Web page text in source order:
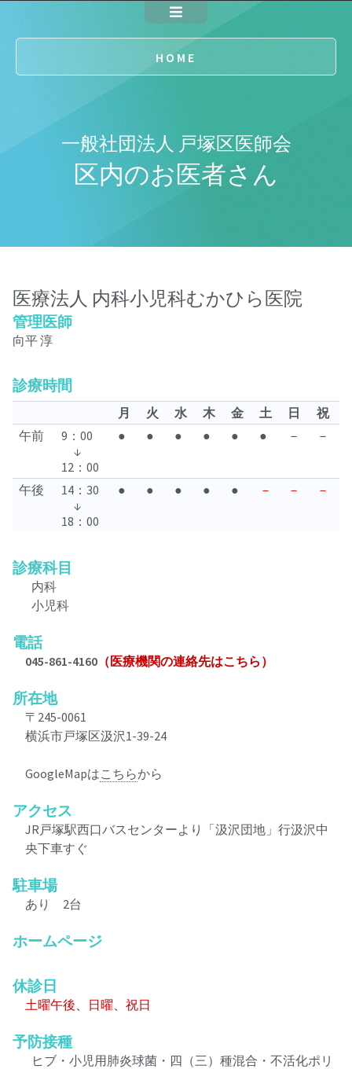
HOME
一般社団法人 戸塚区医師会
区内のお医者さん
医療法人 内科小児科むかひら医院
管理医師
向平 淳
診療時間
月 火 水 木 金 土 日
祝
午前
9：00
↓
12：00
● ● ● ● ● ● － －
午後
14：30
↓
18：00
● ● ● ● ● － － －
診療科目
内科
小児科
電話
045-861-4160 （医療機関の連絡先はこちら）
所在地
〒245-0061
横浜市戸塚区汲沢1-39-24
GoogleMapはこちらから
アクセス
JR戸塚駅西口バスセンターより「汲沢団地」行汲沢中
央下車すぐ
駐車場
あり 2台
ホームページ
休診日
土曜午後、日曜、祝日
予防接種
ヒブ・小児用肺炎球菌・四（三）種混合・不活化ポリ